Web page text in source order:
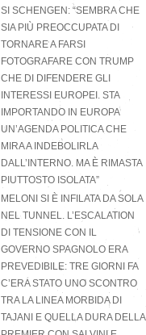
SI SCHENGEN: “SEMBRA CHE
SIA PIÙ PREOCCUPATA DI
TORNARE A FARSI
FOTOGRAFARE CON TRUMP
CHE DI DIFENDERE GLI
INTERESSI EUROPEI. STA
IMPORTANDO IN EUROPA
UN’AGENDA POLITICA CHE
MIRA A INDEBOLIRLA
DALL’INTERNO. MA È RIMASTA
PIUTTOSTO ISOLATA”
MELONI SI È INFILATA DA SOLA
NEL TUNNEL. L’ESCALATION
DI TENSIONE CON IL
GOVERNO SPAGNOLO ERA
PREVEDIBILE: TRE GIORNI FA
C’ERA STATO UNO SCONTRO
TRA LA LINEA MORBIDA DI
TAJANI E QUELLA DURA DELLA